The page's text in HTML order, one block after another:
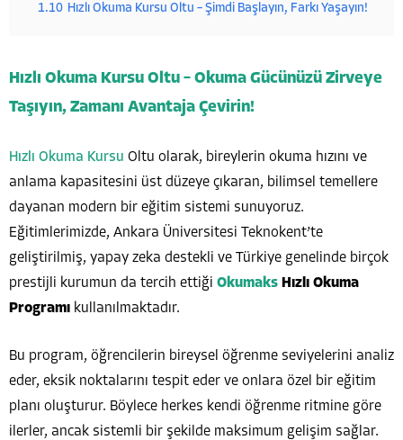
1.10 Hızlı Okuma Kursu Oltu – Şimdi Başlayın, Farkı Yaşayın!
Hızlı Okuma Kursu Oltu – Okuma Gücünüzü Zirveye
Taşıyın, Zamanı Avantaja Çevirin!
Hızlı Okuma Kursu Oltu olarak, bireylerin okuma hızını ve
anlama kapasitesini üst düzeye çıkaran, bilimsel temellere
dayanan modern bir eğitim sistemi sunuyoruz.
Eğitimlerimizde, Ankara Üniversitesi Teknokent’te
geliştirilmiş, yapay zeka destekli ve Türkiye genelinde birçok
prestijli kurumun da tercih ettiği Okumaks Hızlı Okuma
Programı kullanılmaktadır.
Bu program, öğrencilerin bireysel öğrenme seviyelerini analiz
eder, eksik noktalarını tespit eder ve onlara özel bir eğitim
planı oluşturur. Böylece herkes kendi öğrenme ritmine göre
ilerler, ancak sistemli bir şekilde maksimum gelişim sağlar.